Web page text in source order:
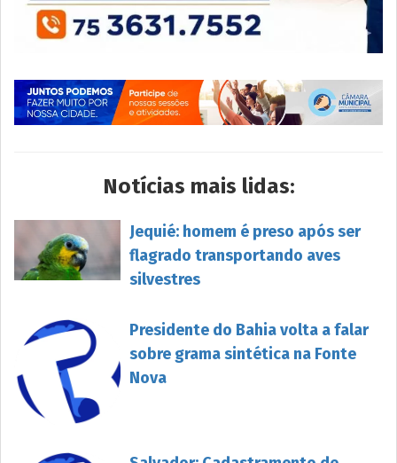
Notícias mais lidas:
Jequié: homem é preso após ser
flagrado transportando aves
silvestres
Presidente do Bahia volta a falar
sobre grama sintética na Fonte
Nova